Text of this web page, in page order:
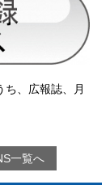
ち、広報誌、月
一覧へ